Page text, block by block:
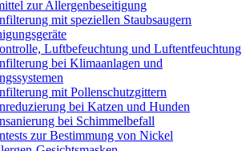
zur Allergenbeseitigung
mit speziellen Staubsaugern
Luftbefeuchtung und Luftentfeuchtung
bei Klimaanlagen und
mit Pollenschutzgittern
bei Katzen und Hunden
bei Schimmelbefall
zur Bestimmung von Nickel